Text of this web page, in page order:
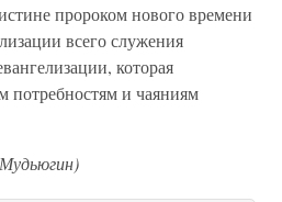
пророком нового времени
всего служения
которая
потребностям и чаяниям